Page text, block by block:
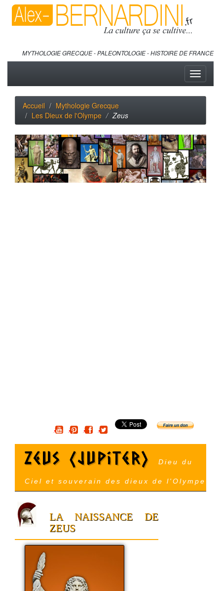
MYTHOLOGIE GRECQUE - PALEONTOLOGIE - HISTOIRE DE FRANCE
Toggle
Accueil
Mythologie Grecque
Les Dieux de l'Olympe
Zeus
Zeus (Jupiter) Dieu du
Ciel et souverain des dieux de l'Olympe
LA NAISSANCE DE
ZEUS